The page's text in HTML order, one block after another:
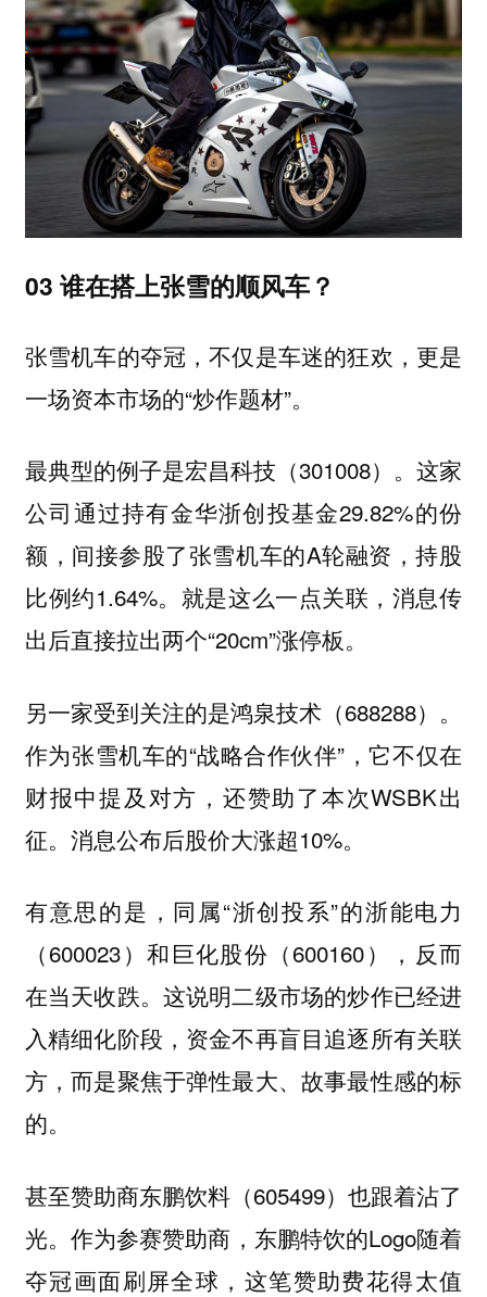
03 谁在搭上张雪的顺风车？
张雪机车的夺冠，不仅是车迷的狂欢，更是
一场资本市场的“炒作题材”。
最典型的例子是宏昌科技（301008）。这家
公司通过持有金华浙创投基金29.82%的份
额，间接参股了张雪机车的A轮融资，持股
比例约1.64%。就是这么一点关联，消息传
出后直接拉出两个“20cm”涨停板。
另一家受到关注的是鸿泉技术（688288）。
作为张雪机车的“战略合作伙伴”，它不仅在
财报中提及对方，还赞助了本次WSBK出
征。消息公布后股价大涨超10%。
有意思的是，同属“浙创投系”的浙能电力
（600023）和巨化股份（600160），反而
在当天收跌。这说明二级市场的炒作已经进
入精细化阶段，资金不再盲目追逐所有关联
方，而是聚焦于弹性最大、故事最性感的标
的。
甚至赞助商东鹏饮料（605499）也跟着沾了
光。作为参赛赞助商，东鹏特饮的Logo随着
夺冠画面刷屏全球，这笔赞助费花得太值